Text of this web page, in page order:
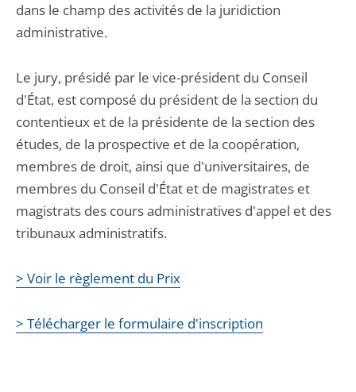
dans le champ des activités de la juridiction
administrative.
Le jury, présidé par le vice-président du Conseil
d'État, est composé du président de la section du
contentieux et de la présidente de la section des
études, de la prospective et de la coopération,
membres de droit, ainsi que d'universitaires, de
membres du Conseil d'État et de magistrates et
magistrats des cours administratives d'appel et des
tribunaux administratifs.
> Voir le règlement du Prix
> Télécharger le formulaire d'inscription